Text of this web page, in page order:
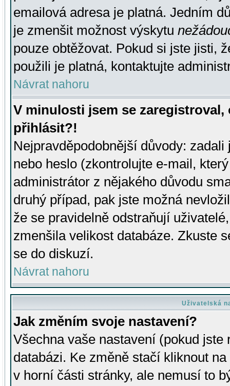
emailová adresa je platná. Jedním
je zmenšit možnost výskytu
pouze obtěžovat. Pokud si jste jisti,
použili je platná, kontaktujte
Návrat nahoru
V minulosti jsem se
přihlásit?!
Nejpravděpodobnější důvody:
nebo heslo (zkontrolujte e-mail,
administrátor z nějakého důvodu
druhý případ, pak jste možná
že se pravidelně odstraňují
zmenšila velikost databáze. Zkuste
se do diskuzí.
Návrat nahoru
Uživatelská
Jak změním svoje nastavení?
Všechna vaše nastavení (pokud
databázi. Ke změně stačí kliknout
v horní části stránky, ale nemusí to